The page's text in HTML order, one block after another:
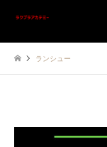
ランシュー